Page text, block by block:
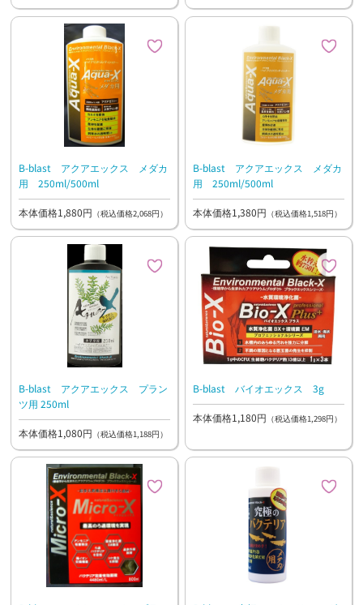
B-blast アクアエックス メダカ
用 250ml/500ml
本体価格1,880円 （税込価格2,068円）
B-blast アクアエックス メダカ
用 250ml/500ml
本体価格1,380円 （税込価格1,518円）
B-blast アクアエックス プラン
ツ用 250ml
本体価格1,080円 （税込価格1,188円）
B-blast バイオエックス 3g
本体価格1,180円 （税込価格1,298円）